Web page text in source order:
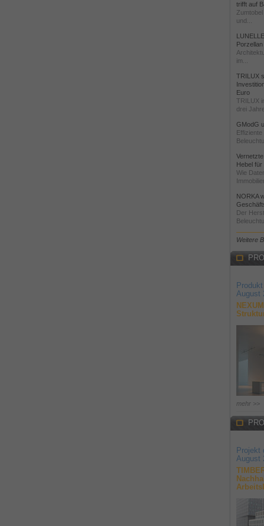
trifft auf
und...
Porzellan
im...
TRILUX
Euro
TRILUX
drei
GModG
Hebel
Wie
NORKA
Der
Weitere
August
mehr >>
Projekt
August